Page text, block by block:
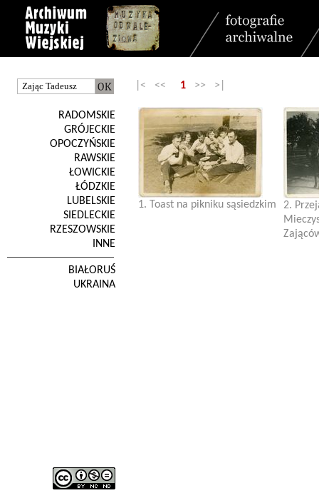
RADOMSKIE
GRÓJECKIE
OPOCZYŃSKIE
RAWSKIE
ŁOWICKIE
ŁÓDZKIE
LUBELSKIE
SIEDLECKIE
RZESZOWSKIE
INNE
BIAŁORUŚ
UKRAINA
|< << 1 >> >|
1. Toast na pikniku sąsiedzkim
2.